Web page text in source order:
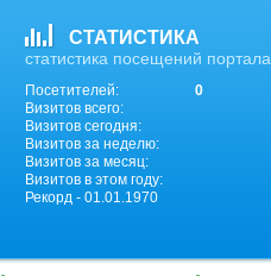
СТАТИСТИКА
статистика посещений портала
Посетителей:
0
Визитов всего:
Визитов сегодня:
Визитов за неделю:
Визитов за месяц:
Визитов в этом году:
Рекорд - 01.01.1970